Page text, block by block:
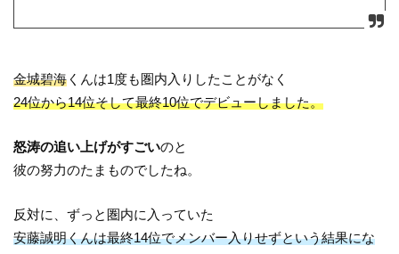
金城碧海 くんは1度も圏内入りしたことがなく
24位から14位そして最終10位でデビューしました。
怒涛の追い上げがすごいのと
彼の努力のたまものでしたね。
反対に、ずっと圏内に入っていた
安藤誠明くんは最終14位でメンバー入りせずという結果にな